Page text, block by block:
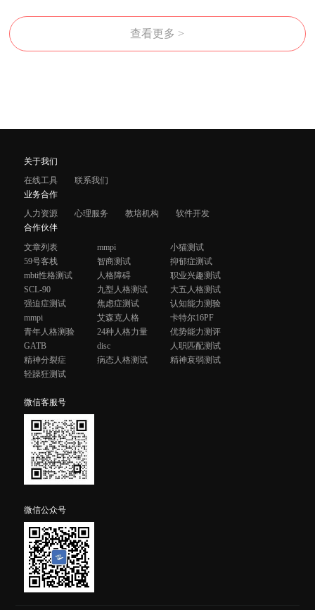
查看更多 >
关于我们
在线工具
联系我们
业务合作
人力资源
心理服务 教培机构
软件开发
合作伙伴
文章列表
mmpi
小猫测试
59号客栈
智商测试
抑郁症测试
mbti性格测试
人格障碍
职业兴趣测试
SCL-90
九型人格测试
大五人格测试
强迫症测试
焦虑症测试
认知能力测验
mmpi
艾森克人格
卡特尔16PF
青年人格测验
24种人格力量
优势能力测评
GATB
disc
人职匹配测试
精神分裂症
病态人格测试
精神衰弱测试
轻躁狂测试
微信客服号
微信公众号